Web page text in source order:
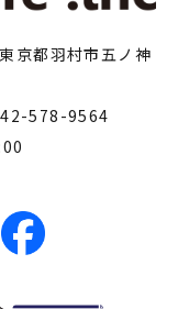
京都羽村市五ノ神
578-9564